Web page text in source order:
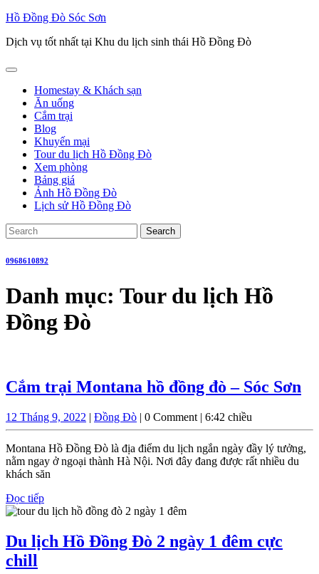
Skip
content
Hồ Đồng Đò Sóc Sơn
Dịch vụ tốt nhất tại Khu du lịch sinh thái Hồ Đồng Đò
Open
ButtonHomestay & Khách sạn
Ăn uống
Cắm trại
Blog
Khuyến mại
Tour du lịch Hồ Đồng Đò
Xem phòng
Bảng giá
Ảnh Hồ Đồng Đò
Lịch sử Hồ Đồng Đò
Close
Button
Search
for:
0968610892
Danh mục: Tour du lịch Hồ
Đồng Đò
Cắm trại Montana hồ đồng đò – Sóc Sơn
hồ
12 Tháng 9, 2022 12
Tháng
2022
| Đồng ĐòĐồng
Đò
| 0 Comment | 6:42 chiều
Montana Hồ Đồng Đò là địa điểm du lịch ngắn ngày đầy lý tưởng,
nằm ngay ở ngoại thành Hà Nội. Nơi đây đang được rất nhiều du
khách săn
Đọc tiếpĐọc
tiếp
Du lịch Hồ Đồng Đò 2 ngày 1 đêm cực
chill